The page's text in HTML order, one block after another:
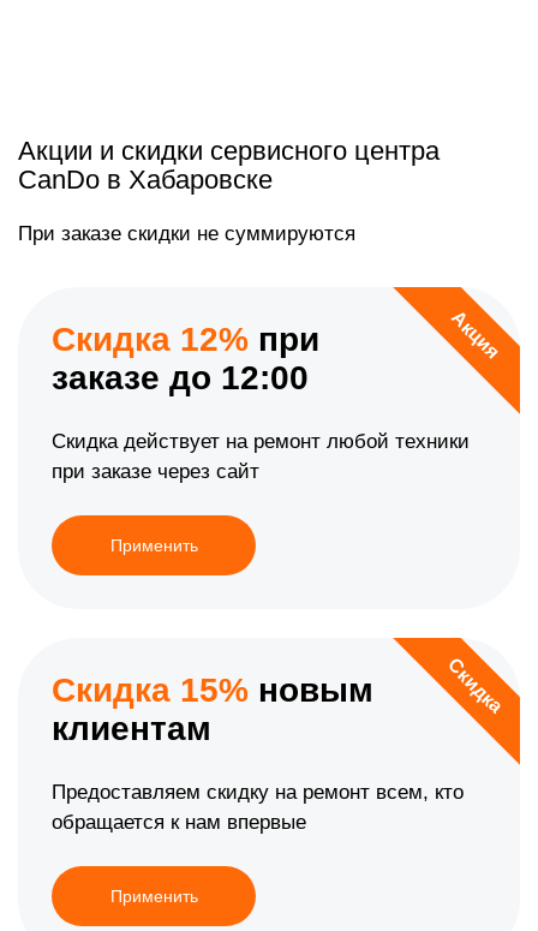
Акции и скидки сервисного центра
CanDo в Хабаровске
При заказе скидки не суммируются
Акция
Скидка 12% при
заказе до 12:00
Скидка действует на ремонт любой техники
при заказе через сайт
Применить
Скидка
Скидка 15% новым
клиентам
Предоставляем скидку на ремонт всем, кто
обращается к нам впервые
Применить